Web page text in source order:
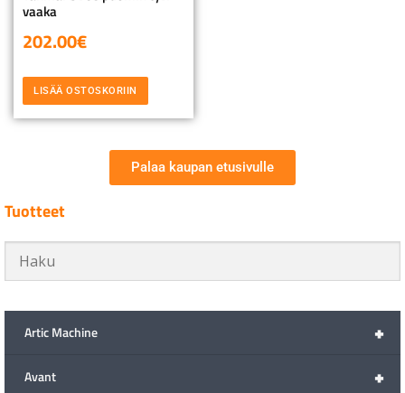
vaaka
202.00€
LISÄÄ OSTOSKORIIN
Palaa kaupan etusivulle
Tuotteet
+
Artic Machine
+
Avant